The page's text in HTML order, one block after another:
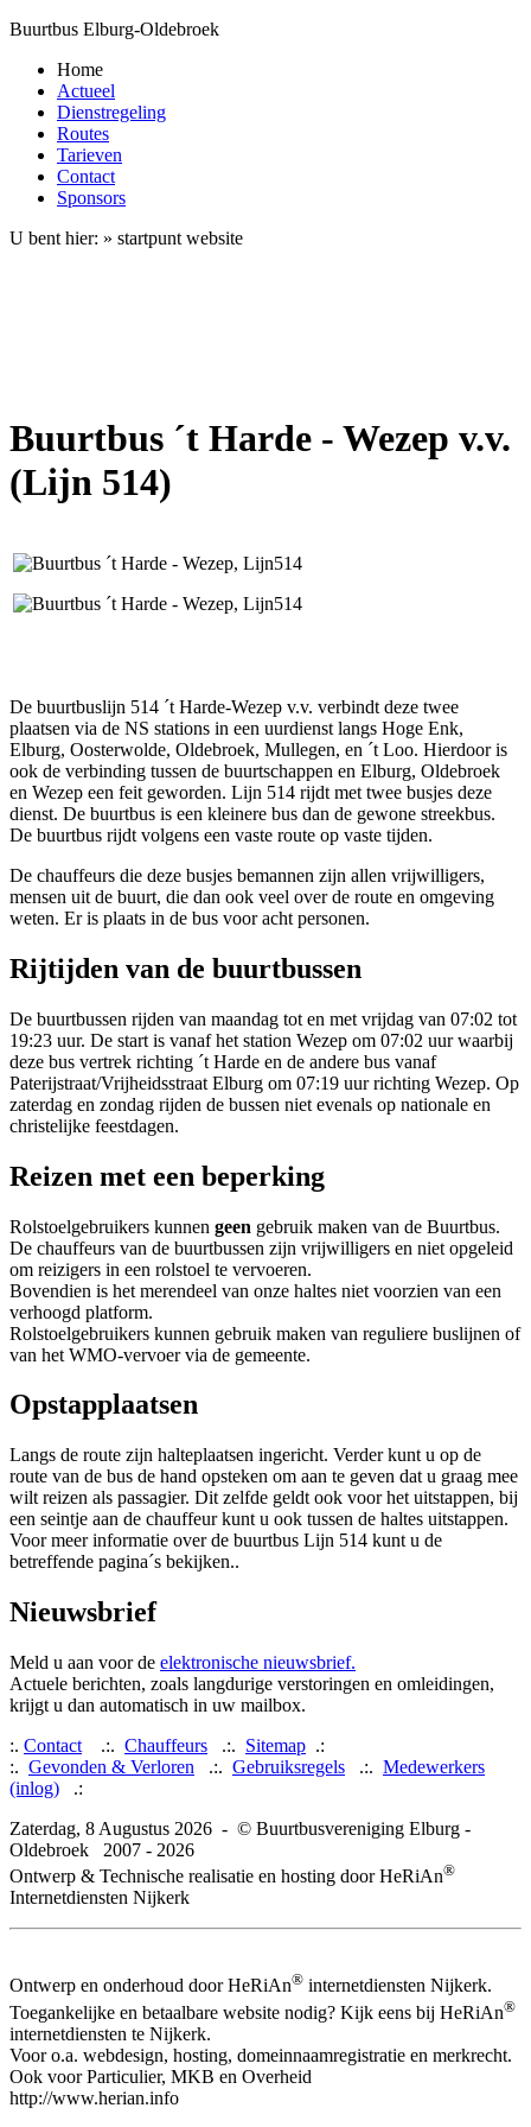
Buurtbus Elburg-Oldebroek
Home
Actueel
Dienstregeling
Routes
Tarieven
Contact
Sponsors
U bent hier: » startpunt website
Buurtbus ´t Harde - Wezep v.v.
(Lijn 514)
De buurtbuslijn 514 ´t Harde-Wezep v.v. verbindt deze twee
plaatsen via de NS stations in een uurdienst langs Hoge Enk,
Elburg, Oosterwolde, Oldebroek, Mullegen, en ´t Loo. Hierdoor is
ook de verbinding tussen de buurtschappen en Elburg, Oldebroek
en Wezep een feit geworden. Lijn 514 rijdt met twee busjes deze
dienst. De buurtbus is een kleinere bus dan de gewone streekbus.
De buurtbus rijdt volgens een vaste route op vaste tijden.
De chauffeurs die deze busjes bemannen zijn allen vrijwilligers,
mensen uit de buurt, die dan ook veel over de route en omgeving
weten. Er is plaats in de bus voor acht personen.
Rijtijden van de buurtbussen
De buurtbussen rijden van maandag tot en met vrijdag van 07:02 tot
19:23 uur. De start is vanaf het station Wezep om 07:02 uur waarbij
deze bus vertrek richting ´t Harde en de andere bus vanaf
Paterijstraat/Vrijheidsstraat Elburg om 07:19 uur richting Wezep. Op
zaterdag en zondag rijden de bussen niet evenals op nationale en
christelijke feestdagen.
Reizen met een beperking
Rolstoelgebruikers kunnen geen gebruik maken van de Buurtbus.
De chauffeurs van de buurtbussen zijn vrijwilligers en niet opgeleid
om reizigers in een rolstoel te vervoeren.
Bovendien is het merendeel van onze haltes niet voorzien van een
verhoogd platform.
Rolstoelgebruikers kunnen gebruik maken van reguliere buslijnen of
van het WMO-vervoer via de gemeente.
Opstapplaatsen
Langs de route zijn halteplaatsen ingericht. Verder kunt u op de
route van de bus de hand opsteken om aan te geven dat u graag mee
wilt reizen als passagier. Dit zelfde geldt ook voor het uitstappen, bij
een seintje aan de chauffeur kunt u ook tussen de haltes uitstappen.
Voor meer informatie over de buurtbus Lijn 514 kunt u de
betreffende pagina´s bekijken..
Nieuwsbrief
Meld u aan voor de elektronische nieuwsbrief.
Actuele berichten, zoals langdurige verstoringen en omleidingen,
krijgt u dan automatisch in uw mailbox.
:. Contact .:. Chauffeurs .:. Sitemap .:
:. Gevonden & Verloren .:. Gebruiksregels .:. Medewerkers
(inlog) .:
Zaterdag, 8 Augustus 2026 - © Buurtbusvereniging Elburg -
Oldebroek 2007 - 2026
Ontwerp & Technische realisatie en hosting door HeRiAn®
Internetdiensten Nijkerk
Ontwerp en onderhoud door HeRiAn® internetdiensten Nijkerk.
Toegankelijke en betaalbare website nodig? Kijk eens bij HeRiAn®
internetdiensten te Nijkerk.
Voor o.a. webdesign, hosting, domeinnaamregistratie en merkrecht.
Ook voor Particulier, MKB en Overheid
http://www.herian.info